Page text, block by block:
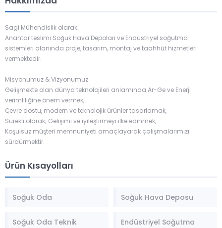
Sagi Mühendislik olarak;
Anahtar teslimi Soğuk Hava Depoları ve Endüstriyel soğutma
sistemleri alanında proje, tasarım, montaj ve taahhüt hizmetleri
vermektedir.
Misyonumuz & Vizyonumuz
Gelişmekte olan dünya teknolojileri anlamında Ar-Ge ve Enerji
verimliliğine önem vermek,
Çevre dostu, modern ve teknolojik ürünler tasarlamak,
Sürekli olarak; Gelişimi ve iyileştirmeyi ilke edinmek,
Koşulsuz müşteri memnuniyeti amaçlayarak çalışmalarımızı
sürdürmektir.
Ürün Kısayolları
Soğuk Oda Soğuk Hava Deposu
Soğuk Oda Teknik
Endüstriyel Soğutma